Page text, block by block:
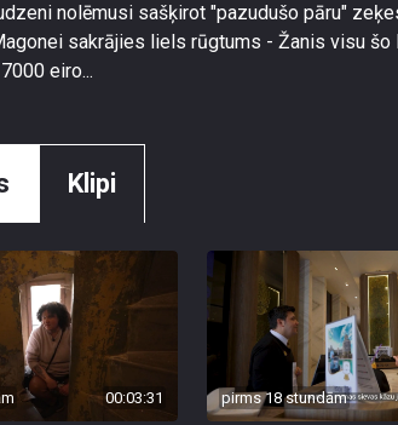
nolēmusi sašķirot "pazudušo pāru"
sakrājies liels rūgtums - Žanis visu šo
eiro...
Klipi
00:03:31 pirms 18 stundām